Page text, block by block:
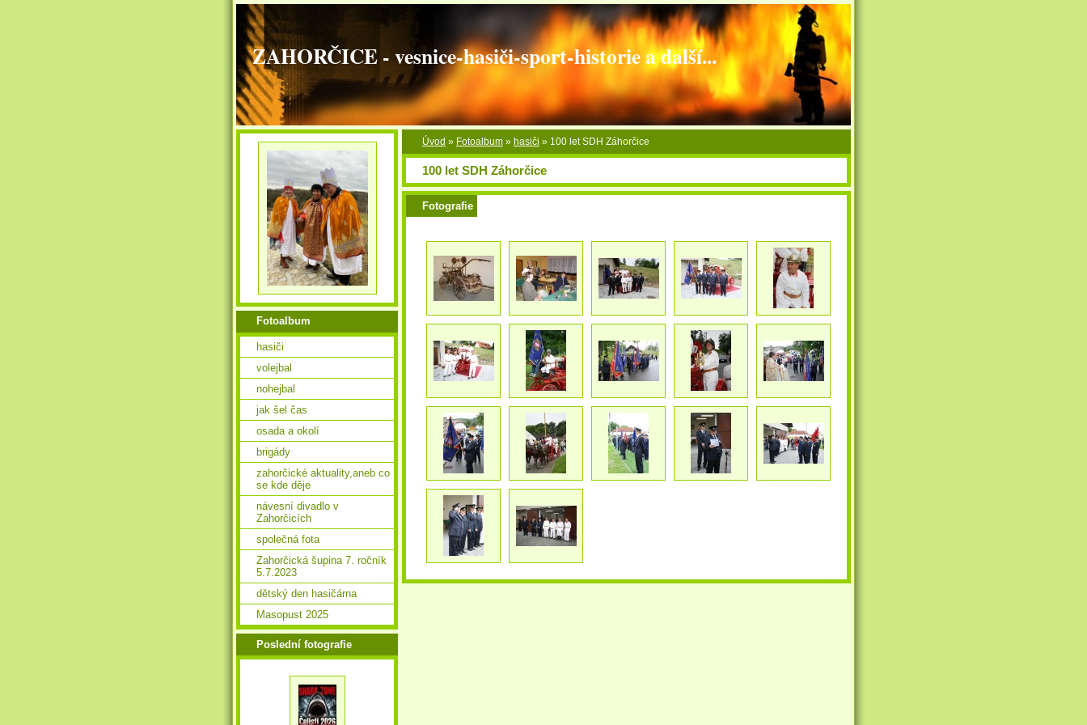
ZAHORČICE - vesnice-hasiči-sport-historie a další...
Úvod » Fotoalbum » hasiči » 100 let SDH Záhorčice
100 let SDH Záhorčice
Fotografie
Fotoalbum
hasiči
volejbal
nohejbal
jak šel čas
osada a okolí
brigády
zahorčické aktuality,aneb co
se kde děje
návesní divadlo v
Zahorčicích
společná fota
Zahorčická šupina 7. ročník
5.7.2023
dětský den hasičárna
Masopust 2025
Poslední fotografie